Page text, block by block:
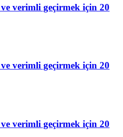
verimli geçirmek için 20
verimli geçirmek için 20
verimli geçirmek için 20